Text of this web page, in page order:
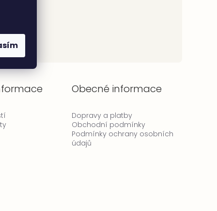
Obecné informace
Dopravy a platby
Obchodní podmínky
Podmínky ochrany osobních
údajů